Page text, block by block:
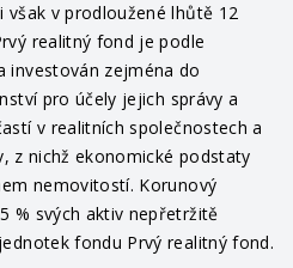
v prodloužené lhůtě 12
realitný fond je podle
investován zejména do
pro účely jejich správy a
v realitních společnostech a
z nichž ekonomické podstaty
nemovitostí. Korunový
% svých aktiv nepřetržitě
fondu Prvý realitný fond.